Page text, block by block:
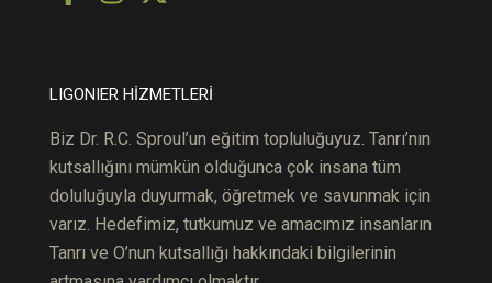
LIGONIER HİZMETLERİ
Biz Dr. R.C. Sproul’un eğitim topluluğuyuz. Tanrı’nın
kutsallığını mümkün olduğunca çok insana tüm
doluluğuyla duyurmak, öğretmek ve savunmak için
varız. Hedefimiz, tutkumuz ve amacımız insanların
Tanrı ve O’nun kutsallığı hakkındaki bilgilerinin